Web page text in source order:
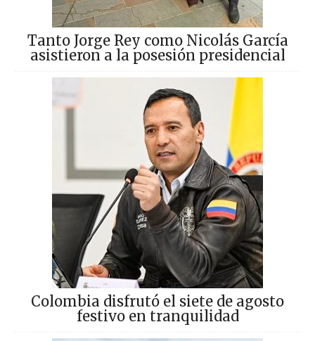
Tanto Jorge Rey como Nicolás García
asistieron a la posesión presidencial
Colombia disfrutó el siete de agosto
festivo en tranquilidad